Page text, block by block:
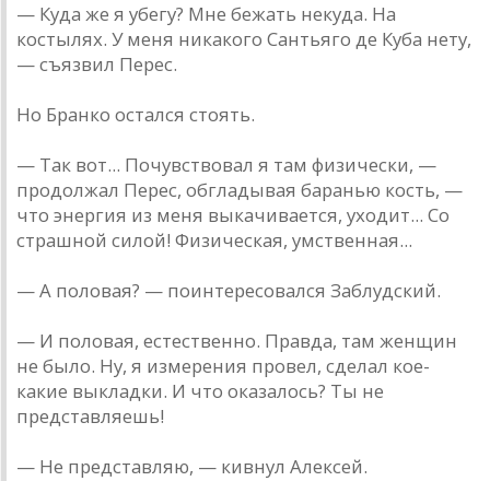
— Куда же я убегу? Мне бежать некуда. На
костылях. У меня никакого Сантьяго де Куба нету,
— съязвил Перес.
Но Бранко остался стоять.
— Так вот... Почувствовал я там физически, —
продолжал Перес, обгладывая баранью кость, —
что энергия из меня выкачивается, уходит... Со
страшной силой! Физическая, умственная...
— А половая? — поинтересовался Заблудский.
— И половая, естественно. Правда, там женщин
не было. Ну, я измерения провел, сделал кое-
какие выкладки. И что оказалось? Ты не
представляешь!
— Не представляю, — кивнул Алексей.